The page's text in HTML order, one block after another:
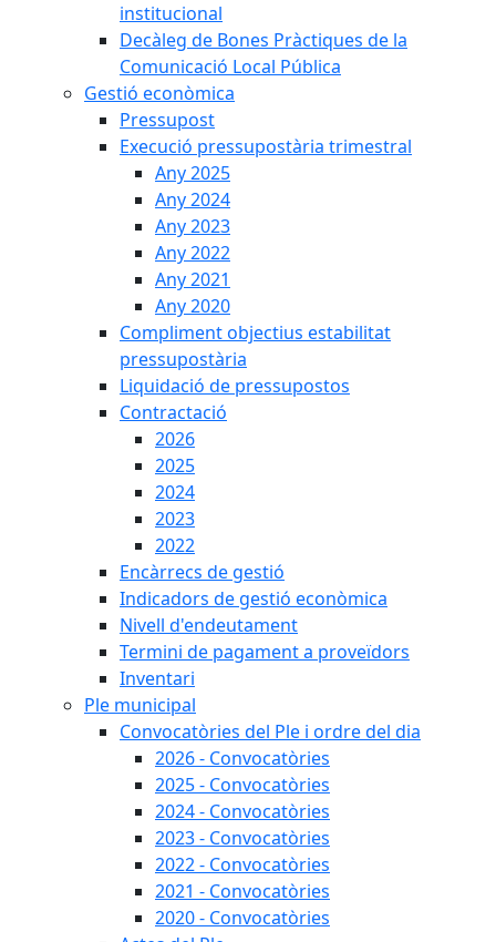
institucional
Decàleg de Bones Pràctiques de la
Comunicació Local Pública
Gestió econòmica
Pressupost
Execució pressupostària trimestral
Any 2025
Any 2024
Any 2023
Any 2022
Any 2021
Any 2020
Compliment objectius estabilitat
pressupostària
Liquidació de pressupostos
Contractació
2026
2025
2024
2023
2022
Encàrrecs de gestió
Indicadors de gestió econòmica
Nivell d'endeutament
Termini de pagament a proveïdors
Inventari
Ple municipal
Convocatòries del Ple i ordre del dia
2026 - Convocatòries
2025 - Convocatòries
2024 - Convocatòries
2023 - Convocatòries
2022 - Convocatòries
2021 - Convocatòries
2020 - Convocatòries